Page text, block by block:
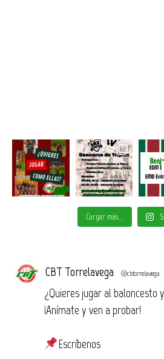
Cargar más...
CBT Torrelavega @cbtorrelavega
¿Quieres jugar al baloncesto
¡Anímate y ven a probar!
Escríbenos